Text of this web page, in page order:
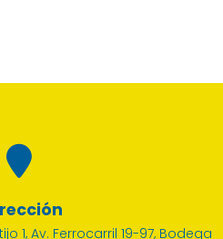
1, Av. Ferrocarril 19-97, Bodega